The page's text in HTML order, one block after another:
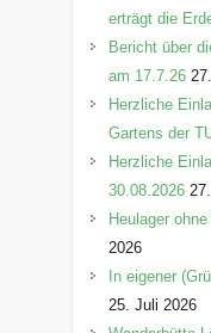
erträgt die
Bericht über
am 17.7.26
Herzliche
Gartens der
Herzliche
30.08.2026
Heulager
2026
In eigener
25. Juli 2026